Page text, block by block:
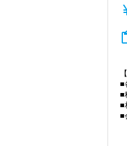
■
■
■
■